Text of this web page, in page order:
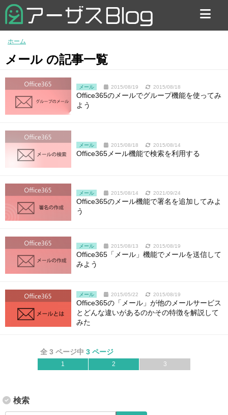
お問い合わせ
ホーム
メール の記事一覧
メール 2015/08/19 2015/08/18
Office365のメールでグループ機能を使ってみ
よう
メール 2015/08/18 2015/08/14
Office365メール機能で検索を利用する
メール 2015/08/14 2021/09/24
Office365のメール機能で署名を追加してみよ
う
メール 2015/08/13 2015/08/19
Office365「メール」機能でメールを送信して
みよう
メール 2015/05/22 2015/08/19
Office365の「メール」が他のメールサービス
とどんな違いがあるのかその特徴を解説して
みた
全 3 ページ中 3 ページ
1 2 3
検索